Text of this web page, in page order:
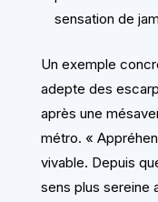
sensation de
Un exemple
adepte des
après une
métro. «
vivable. Depuis
sens plus sereine